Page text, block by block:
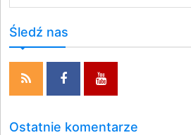
Śledź nas
Ostatnie komentarze